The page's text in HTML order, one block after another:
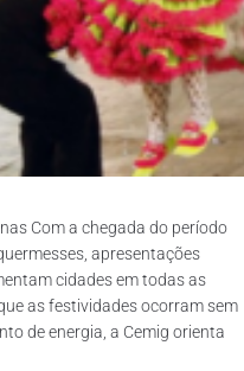
Com a chegada do período
apresentações
cidades em todas as
as festividades ocorram sem
de energia, a Cemig orienta